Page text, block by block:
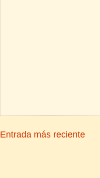
Entrada más reciente